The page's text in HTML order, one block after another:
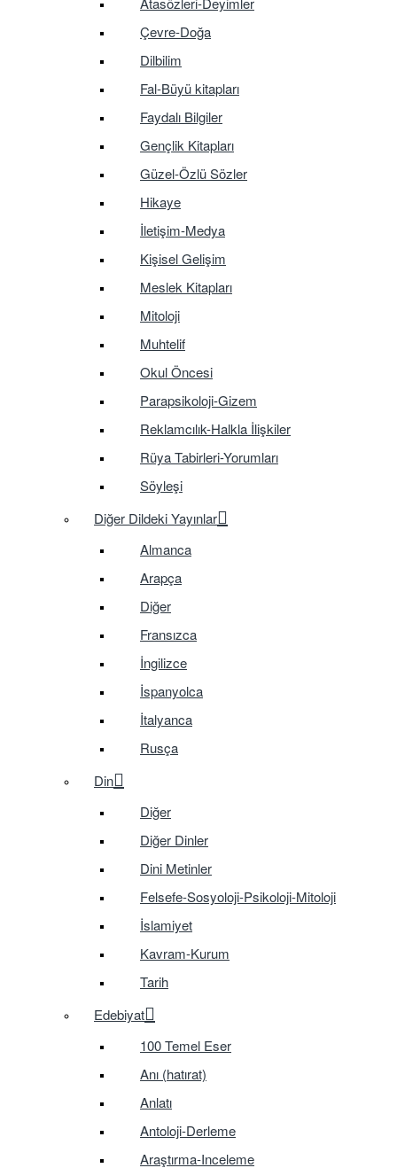
Çevre-Doğa
Dilbilim
Fal-Büyü kitapları
Faydalı Bilgiler
Gençlik Kitapları
Güzel-Özlü Sözler
Hikaye
İletişim-Medya
Kişisel Gelişim
Meslek Kitapları
Mitoloji
Muhtelif
Okul Öncesi
Parapsikoloji-Gizem
Reklamcılık-Halkla İlişkiler
Rüya Tabirleri-Yorumları
Söyleşi
Diğer Dildeki Yayınlar
Almanca
Arapça
Diğer
Fransızca
İngilizce
İspanyolca
İtalyanca
Rusça
Din
Diğer
Diğer Dinler
Dini Metinler
Felsefe-Sosyoloji-Psikoloji-Mitoloji
İslamiyet
Kavram-Kurum
Tarih
Edebiyat
100 Temel Eser
Anı (hatırat)
Anlatı
Antoloji-Derleme
Araştırma-Inceleme